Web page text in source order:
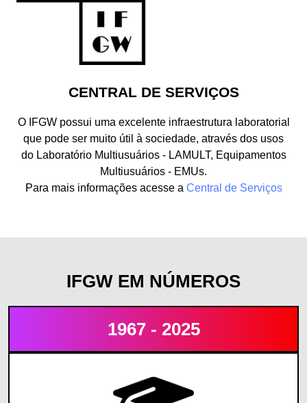
CENTRAL DE SERVIÇOS
O IFGW possui uma excelente infraestrutura laboratorial
que pode ser muito útil à sociedade, através dos usos
do Laboratório Multiusuários - LAMULT, Equipamentos
Multiusuários - EMUs.
Para mais informações acesse a Central de Serviços
IFGW EM NÚMEROS
1967 - 2025